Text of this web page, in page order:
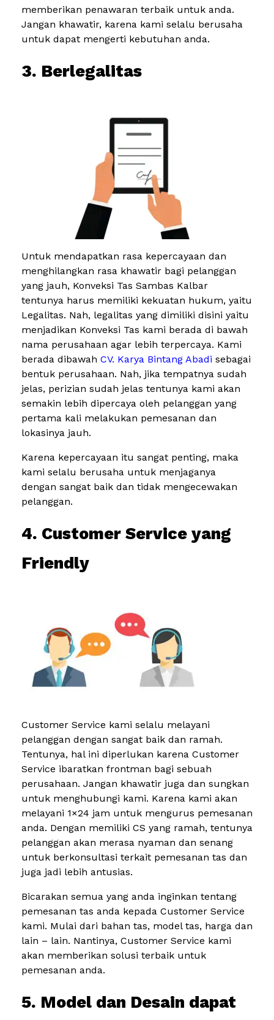
memberikan penawaran terbaik untuk anda.
Jangan khawatir, karena kami selalu berusaha
untuk dapat mengerti kebutuhan anda.
3. Berlegalitas
Untuk mendapatkan rasa kepercayaan dan
menghilangkan rasa khawatir bagi pelanggan
yang jauh, Konveksi Tas Sambas Kalbar
tentunya harus memiliki kekuatan hukum, yaitu
Legalitas. Nah, legalitas yang dimiliki disini yaitu
menjadikan Konveksi Tas kami berada di bawah
nama perusahaan agar lebih terpercaya. Kami
berada dibawah CV. Karya Bintang Abadi sebagai
bentuk perusahaan. Nah, jika tempatnya sudah
jelas, perizian sudah jelas tentunya kami akan
semakin lebih dipercaya oleh pelanggan yang
pertama kali melakukan pemesanan dan
lokasinya jauh.
Karena kepercayaan itu sangat penting, maka
kami selalu berusaha untuk menjaganya
dengan sangat baik dan tidak mengecewakan
pelanggan.
4. Customer Service yang
Friendly
Customer Service kami selalu melayani
pelanggan dengan sangat baik dan ramah.
Tentunya, hal ini diperlukan karena Customer
Service ibaratkan frontman bagi sebuah
perusahaan. Jangan khawatir juga dan sungkan
untuk menghubungi kami. Karena kami akan
melayani 1×24 jam untuk mengurus pemesanan
anda. Dengan memiliki CS yang ramah, tentunya
pelanggan akan merasa nyaman dan senang
untuk berkonsultasi terkait pemesanan tas dan
juga jadi lebih antusias.
Bicarakan semua yang anda inginkan tentang
pemesanan tas anda kepada Customer Service
kami. Mulai dari bahan tas, model tas, harga dan
lain – lain. Nantinya, Customer Service kami
akan memberikan solusi terbaik untuk
pemesanan anda.
5. Model dan Desain dapat